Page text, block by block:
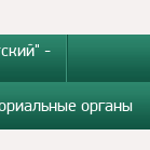
-
органы